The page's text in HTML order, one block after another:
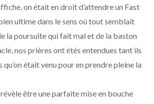
on était en droit d’attendre un Fast
ultime dans le sens où tout semblait
la poursuite qui fait mal et de la baston
nos prières ont étés entendues tant ils
était venu pour en prendre pleine la
être une parfaite mise en bouche